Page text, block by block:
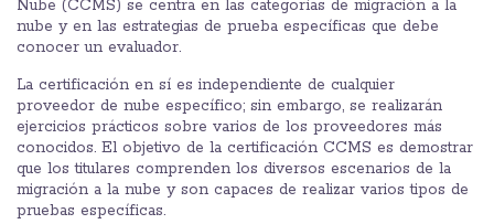
Nube (CCMS) se centra en las categorías de migración a la
nube y en las estrategias de prueba específicas que debe
conocer un evaluador.
La certificación en sí es independiente de cualquier
proveedor de nube específico; sin embargo, se realizarán
ejercicios prácticos sobre varios de los proveedores más
conocidos. El objetivo de la certificación CCMS es demostrar
que los titulares comprenden los diversos escenarios de la
migración a la nube y son capaces de realizar varios tipos de
pruebas específicas.